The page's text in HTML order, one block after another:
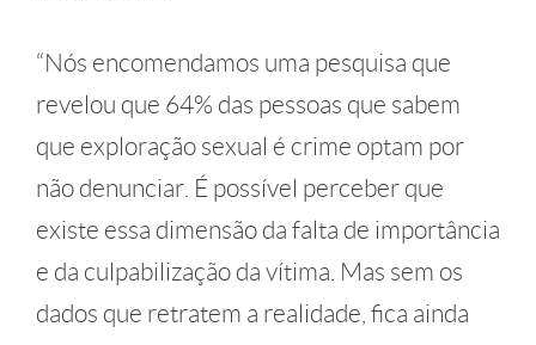
“Nós encomendamos uma pesquisa que
revelou que 64% das pessoas que sabem
que exploração sexual é crime optam por
não denunciar. É possível perceber que
existe essa dimensão da falta de importância
e da culpabilização da vítima. Mas sem os
dados que retratem a realidade, fica ainda